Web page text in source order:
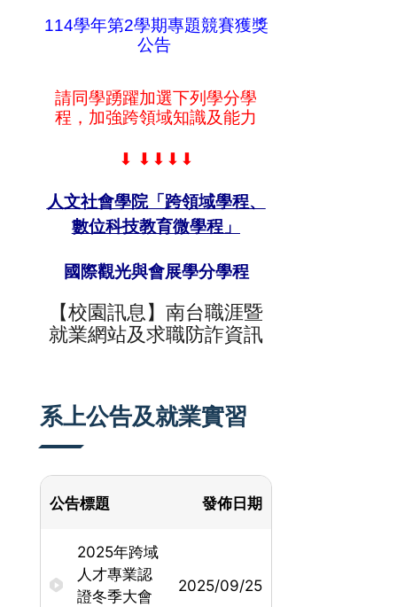
114學年第2學期專題競賽獲獎
公告
請同學踴躍加選下列學分學
程，加強跨領域知識及能力
⬇ ⬇⬇⬇⬇
人文社會學院「跨領域學程、
數位科技教育微學程」
國際觀光與會展學分學程
【校園訊息】 南台職涯暨
就業網站及求職防詐資訊
系上公告及就業實習
公告標題 發佈日期
2025年跨域
人才專業認
證冬季大會
2025/09/25